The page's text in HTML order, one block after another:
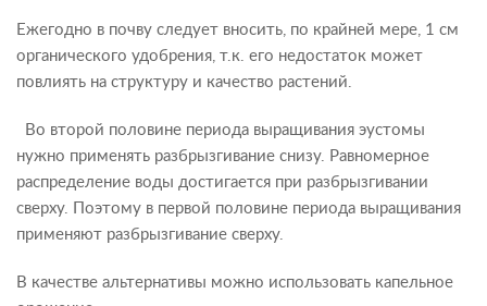
Ежегодно в почву следует вносить, по крайней мере, 1 см
органического удобрения, т.к. его недостаток может
повлиять на структуру и качество растений.
Во второй половине периода выращивания эустомы
нужно применять разбрызгивание снизу. Равномерное
распределение воды достигается при разбрызгивании
сверху. Поэтому в первой половине периода выращивания
применяют разбрызгивание сверху.
В качестве альтернативы можно использовать капельное